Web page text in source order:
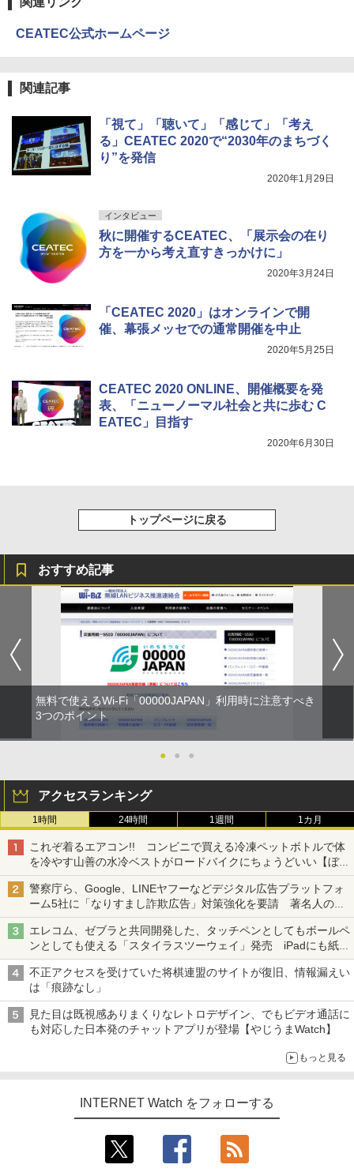
CEATEC公式ホームページ
関連記事
「視て」「聴いて」「感じて」「考え
る」CEATEC 2020で“2030年のまちづく
り”を発信
2020年1月29日
インタビュー
秋に開催するCEATEC、「展示会の在り
方を一から考え直すきっかけに」
2020年3月24日
「CEATEC 2020」はオンラインで開
催、幕張メッセでの通常開催を中止
2020年5月25日
CEATEC 2020 ONLINE、開催概要を発
表、「ニューノーマル社会と共に歩む C
EATEC」目指す
2020年6月30日
トップページに戻る
おすすめ記事
無料で使えるWi-Fi「00000JAPAN」利用時に注意すべき
3つのポイント
● ● ●
アクセスランキング
1時間 24時間 1週間 1カ月
これぞ着るエアコン!! コンビニで買える冷凍ペットボトルで体
を冷やす山善の水冷ベストがロードバイクにちょうどいい【ぼっ
ち・ざ・ろーど！その14】【空いた時間でなにしてる？】
警察庁ら、Google、LINEヤフーなどデジタル広告プラットフォ
ーム5社に「なりすまし詐欺広告」対策強化を要請 著名人の写
真や映像を使った投資詐欺などへの対策として
エレコム、ゼブラと共同開発した、タッチペンとしてもボールペ
ンとしても使える「スタイラスツーウェイ」発売 iPadにも紙に
も、持ち替えずに書き込める
不正アクセスを受けていた将棋連盟のサイトが復旧、情報漏えい
は「痕跡なし」
見た目は既視感ありまくりなレトロデザイン、でもビデオ通話に
も対応した日本発のチャットアプリが登場【やじうまWatch】
もっと見る
INTERNET Watch をフォローする